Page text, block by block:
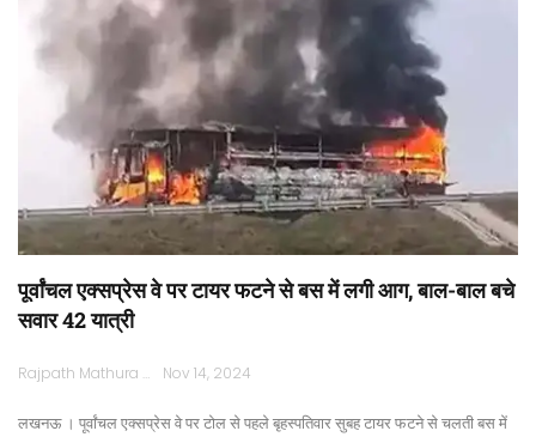
पूर्वांचल एक्सप्रेस वे पर टायर फटने से बस में लगी आग, बाल-बाल बचे
सवार 42 यात्री
Rajpath Mathura Nov 14, 2024
लखनऊ । पूर्वांचल एक्सप्रेस वे पर टोल से पहले बृहस्पतिवार सुबह टायर फटने से चलती बस में